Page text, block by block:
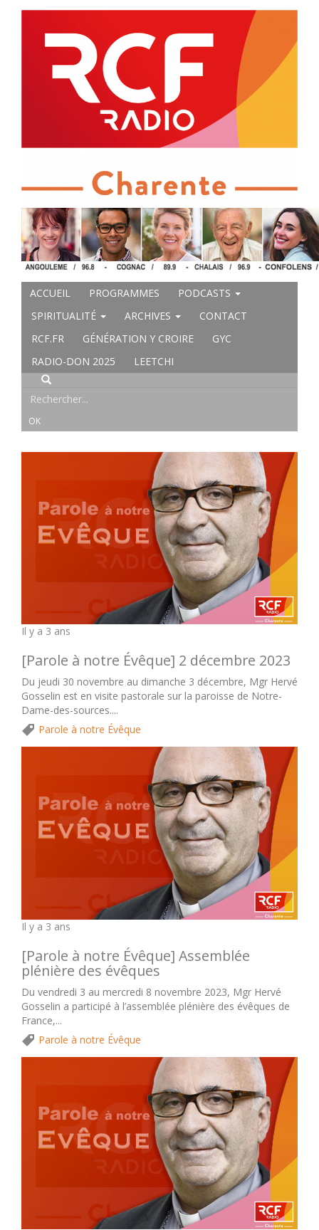
ACCUEIL PROGRAMMES
PODCASTS
SPIRITUALITÉ
ARCHIVES
CONTACT
RCF.FR
GÉNÉRATION Y CROIRE
GYC
RADIO-DON 2025
LEETCHI
Il y a 3 ans
[Parole à notre Évêque] 2 décembre 2023
Du jeudi 30 novembre au dimanche 3 décembre, Mgr Hervé
Gosselin est en visite pastorale sur la paroisse de Notre-
Dame-des-sources....
Parole à notre Évêque
Il y a 3 ans
[Parole à notre Évêque] Assemblée
plénière des évêques
Du vendredi 3 au mercredi 8 novembre 2023, Mgr Hervé
Gosselin a participé à l’assemblée plénière des évêques de
France,...
Parole à notre Évêque